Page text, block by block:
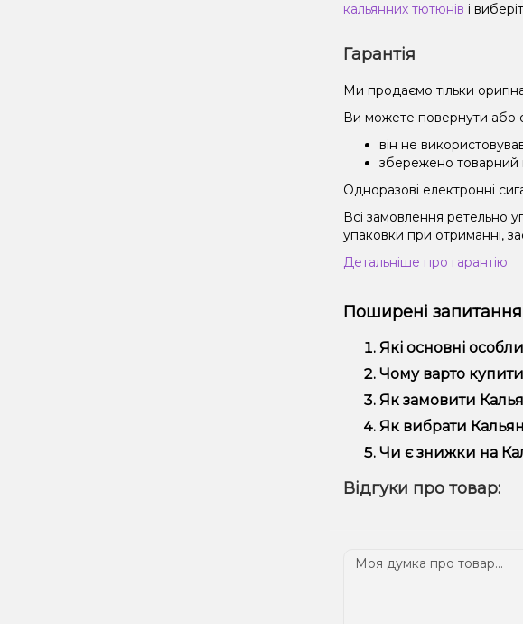
кальянних тютюнів і
Гарантія
Ми продаємо тільки
Ви можете повернути або
він не
збережено товарний
Одноразові електронні
Всі замовлення ретельно
упаковки при отриманні,
Детальніше про гарантію
Поширені запитання
Які основні
Кальянна чайна
використання та
Чому варто
Ми пропонуємо
регулярні акції та
Як замовити
Оформити замовлення
Додайте
Виберіть
Як вибрати
Вибір залежить від
вейп – потужність
Чи є знижки на
нашому телеграм-
Відгуки про товар: